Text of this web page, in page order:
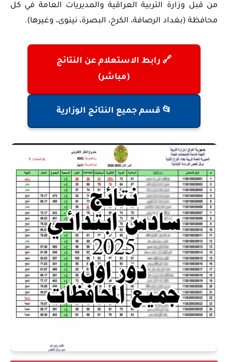
من قبل وزارة التربية العراقية والمديريات العامة في كل
محافظة (بغداد الرصافة، الكرخ، البصرة، نينوى، وغيرها).
🔗 رابط الاستعلام عن النتائج
(مباشر)
📂 قسم جميع النتائج الوزارية